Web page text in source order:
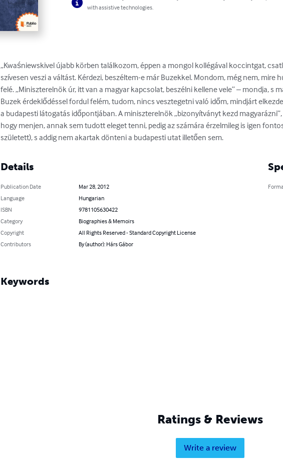
with assistive technologies.
„Kwaśniewskivel újabb körben találkozom, éppen a mongol kollégával koccintgat,
szívesen veszi a váltást. Kérdezi, beszéltem-e már Buzekkel. Mondom, még nem, mire
felé. „Miniszterelnök úr, itt van a magyar kapcsolat, beszélni kellene vele” – mondja, s
Buzek érdeklődéssel fordul felém, tudom, nincs vesztegetni való időm, mindjárt
a budapesti látogatás időpontjában. A miniszterelnök „bizonyítványt kezd
hogy menjen, annak sem tudott eleget tenni, pedig az számára érzelmileg is igen
született), s addig nem akartak dönteni a budapesti utat illetően sem.
Details
Publication Date
Mar 28, 2012
Language
Hungarian
ISBN
9781105630422
Category
Biographies & Memoirs
Copyright
All Rights Reserved - Standard Copyright License
Contributors
By (author): Hárs Gábor
Keywords
Ratings & Reviews
Write a review